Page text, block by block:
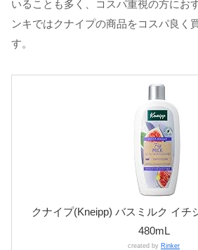
いることも多く、コスパ重視の方にお
ンキではクナイプの商品をコスパ良く
す。
クナイプ(Kneipp) バスミルク イチ
480mL
created by Rinker